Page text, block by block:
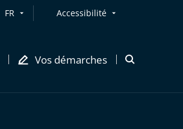
FR Accessibilité
Vos démarches
Ouvrir